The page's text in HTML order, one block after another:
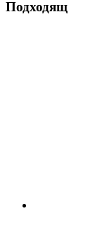
Подходящ